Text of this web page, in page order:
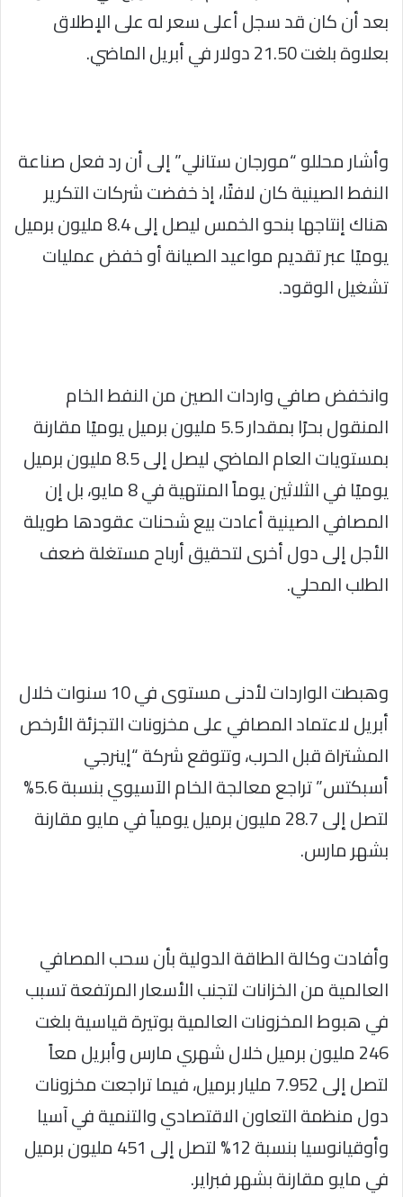
بعد أن كان قد سجل أعلى سعر له على الإطلاق
بعلاوة بلغت 21.50 دولار في أبريل الماضي.
وأشار محللو “مورجان ستانلي” إلى أن رد فعل صناعة
النفط الصينية كان لافتًا، إذ خفضت شركات التكرير
هناك إنتاجها بنحو الخمس ليصل إلى 8.4 مليون برميل
يوميًا عبر تقديم مواعيد الصيانة أو خفض عمليات
تشغيل الوقود.
وانخفض صافي واردات الصين من النفط الخام
المنقول بحرًا بمقدار 5.5 مليون برميل يوميًا مقارنة
بمستويات العام الماضي ليصل إلى 8.5 مليون برميل
يوميًا في الثلاثين يوماً المنتهية في 8 مايو، بل إن
المصافي الصينية أعادت بيع شحنات عقودها طويلة
الأجل إلى دول أخرى لتحقيق أرباح مستغلة ضعف
الطلب المحلي.
وهبطت الواردات لأدنى مستوى في 10 سنوات خلال
أبريل لاعتماد المصافي على مخزونات التجزئة الأرخص
المشتراة قبل الحرب، وتتوقع شركة “إينرجي
أسبكتس” تراجع معالجة الخام الآسيوي بنسبة 5.6%
لتصل إلى 28.7 مليون برميل يومياً في مايو مقارنة
بشهر مارس.
وأفادت وكالة الطاقة الدولية بأن سحب المصافي
العالمية من الخزانات لتجنب الأسعار المرتفعة تسبب
في هبوط المخزونات العالمية بوتيرة قياسية بلغت
246 مليون برميل خلال شهري مارس وأبريل معاً
لتصل إلى 7.952 مليار برميل، فيما تراجعت مخزونات
دول منظمة التعاون الاقتصادي والتنمية في آسيا
وأوقيانوسيا بنسبة 12% لتصل إلى 451 مليون برميل
في مايو مقارنة بشهر فبراير.